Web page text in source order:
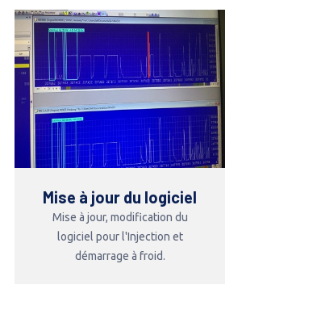
Mise à jour du logiciel
Mise à jour, modification du
logiciel pour l'Injection et
démarrage à froid.